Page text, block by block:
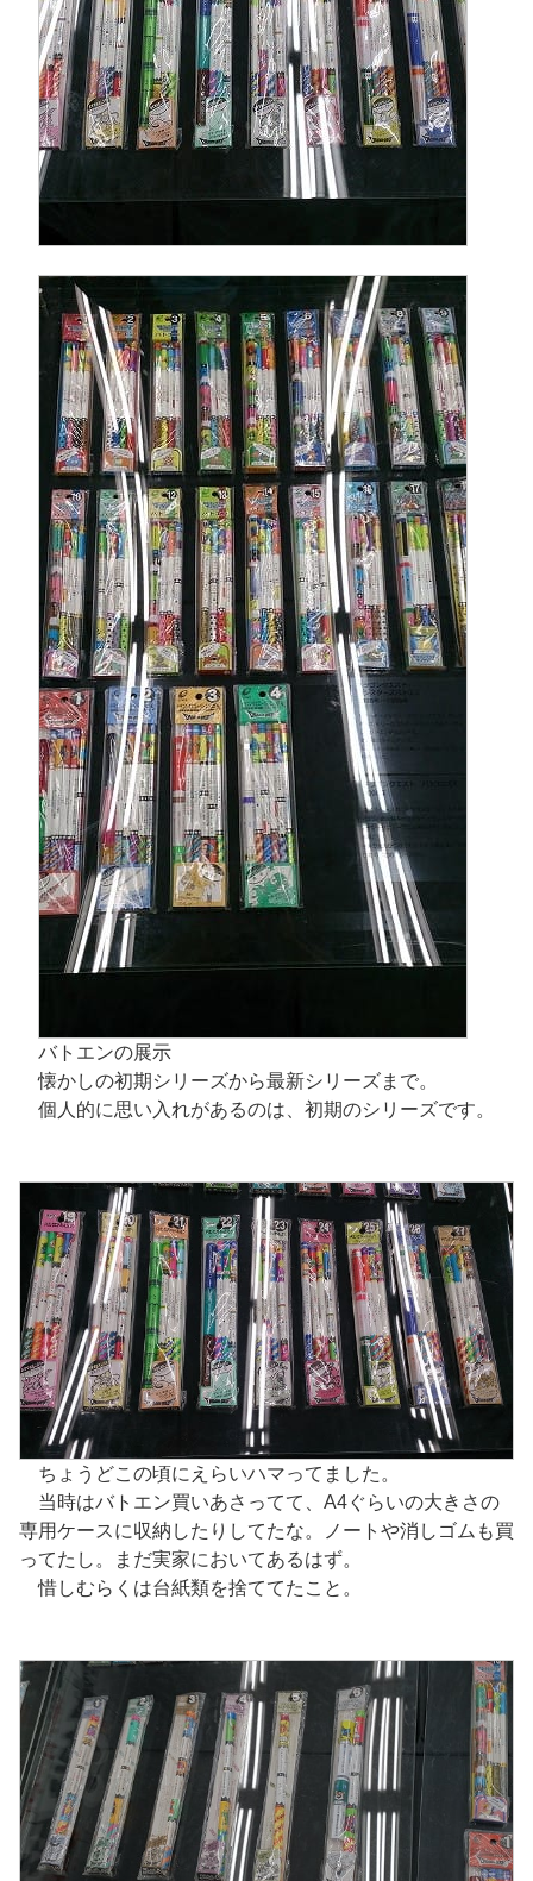
バトエンの展示
懐かしの初期シリーズから最新シリーズまで。
個人的に思い入れがあるのは、初期のシリーズです。
ちょうどこの頃にえらいハマってました。
当時はバトエン買いあさってて、A4ぐらいの大きさの
専用ケースに収納したりしてたな。ノートや消しゴムも買
ってたし。まだ実家においてあるはず。
惜しむらくは台紙類を捨ててたこと。